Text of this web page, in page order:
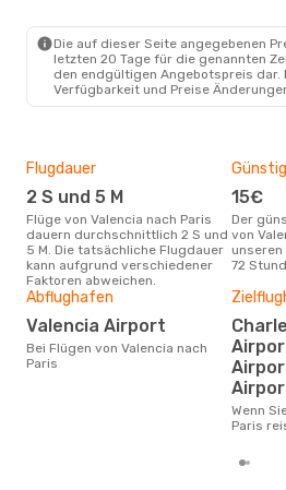
Die auf dieser Seite angegebenen
letzten 20 Tage für die genannten
den endgültigen Angebotspreis dar.
Verfügbarkeit und Preise
Flugdauer
2 S und 5 M
Flüge von Valencia nach Paris
dauern durchschnittlich 2 S und
5 M. Die tatsächliche Flugdauer
kann aufgrund verschiedener
Faktoren abweichen.
15€
Der günstigste einfache Flug
von
unseren
72
Abflughafen
Valencia Airport
Bei Flügen von Valencia nach
Paris
Charles De Gaulle
Wenn Sie von Valencia nach
Paris